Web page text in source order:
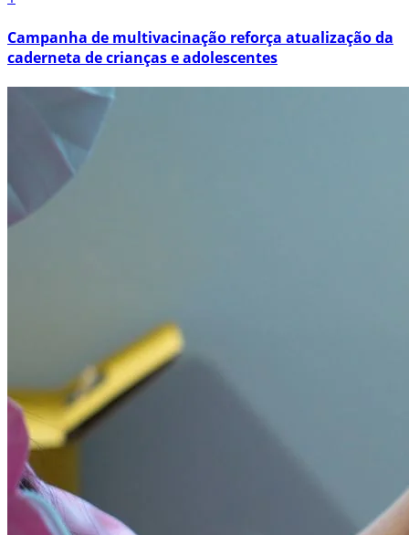
Campanha de multivacinação reforça atualização da
caderneta de crianças e adolescentes